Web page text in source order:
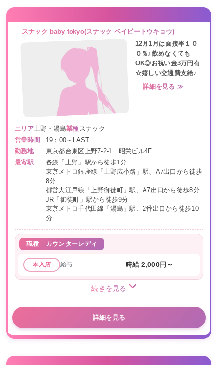
スナック baby tokyo(スナック ベイビートウキョウ)
12月1月は面接率１０
０％♪飲めなくても
OK◎お祝い金3万円有
☆嬉しい交通費支給♪
詳細を見る ≫
エリア 上野・湯島業種 スナック
営業時間
19：00～LAST
勤務地
東京都台東区上野7-2-1 昭栄ビル4F
最寄駅
各線「上野」駅から徒歩1分
東京メトロ銀座線「上野広小路」駅、A7出口から徒歩
8分
都営大江戸線「上野御徒町」駅、A7出口から徒歩8分
JR「御徒町」駅から徒歩9分
東京メトロ千代田線「湯島」駅、2番出口から徒歩10
分
職種 カウンターレディ
本入店 給与 時給 2,000円～
続きを見る
詳細を見る